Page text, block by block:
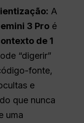
A
3 Pro é
de 1
“digerir”
fonte,
e
que nunca
uma